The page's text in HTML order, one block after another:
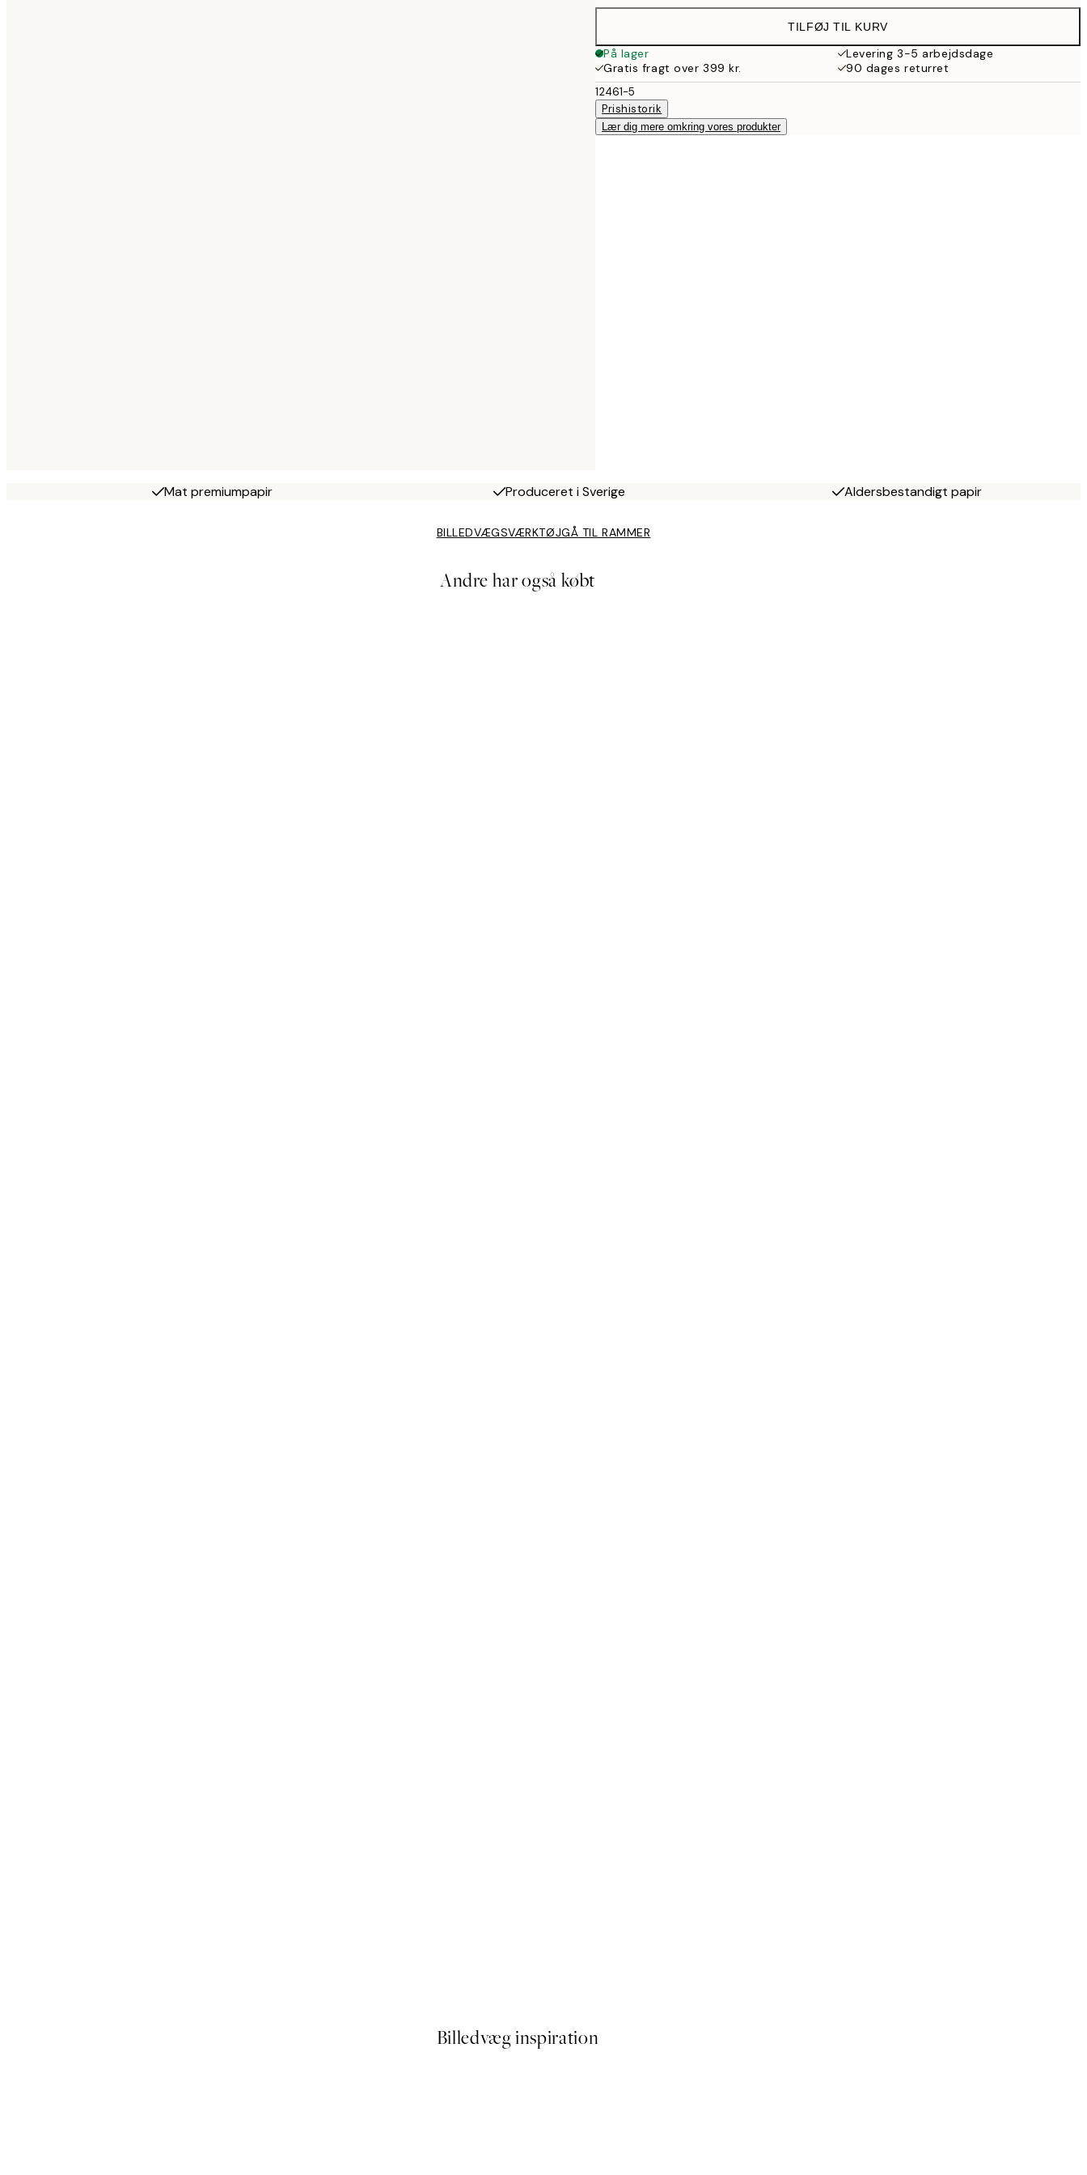
287 kr.
TILFØJ TIL KURV
På lager
Levering 3-5 arbejdsdage
Gratis fragt over 399 kr.
90 dages returret
12461-5
Prishistorik
Lær dig mere omkring vores produkter
Mat premiumpapir Produceret i Sverige Aldersbestandigt papir
BILLEDVÆGSVÆRKTØJGÅ TIL RAMMER
Andre har også købt
Billedvæg inspiration